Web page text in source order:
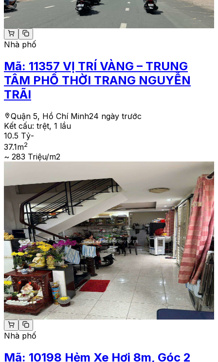
Nhà phố
Mã: 11357 VỊ TRÍ VÀNG – TRUNG
TÂM PHỐ THỜI TRANG NGUYỄN
TRÃI
Quận 5, Hồ Chí Minh24 ngày trước
Kết cấu: trệt, 1 lầu
10.5 Tỷ-
37.1m2
~ 283 Triệu/m2
Nhà phố
Mã: 10198 Hẻm Xe Hơi 8m, Góc 2